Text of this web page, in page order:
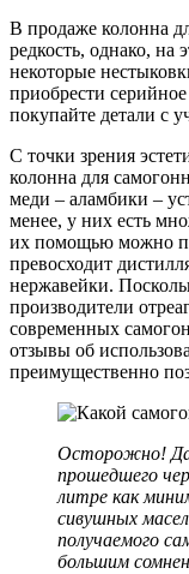
В продаже колонна
редкость, однако, на
некоторые
приобрести
покупайте детали с
С точки зрения
колонна для
меди – аламбики –
менее, у них есть
их помощью можно
превосходит
нержавейки.
производители
современных
отзывы об
преимущественно
Осторожно!
прошедшего
литре как
сивушных
получаемого
большим